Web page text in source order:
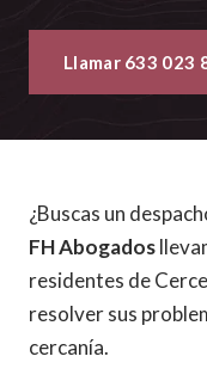
Llamar 633 023
¿Buscas un
FH Abogados
residentes de
resolver sus
cercanía.